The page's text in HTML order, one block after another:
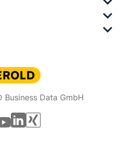
Business Data GmbH